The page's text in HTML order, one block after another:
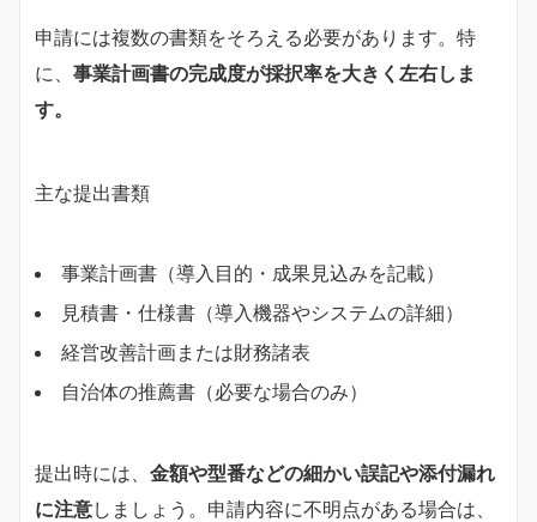
申請には複数の書類をそろえる必要があります。特
に、 事業計画書の完成度が採択率を大きく左右しま
す。
主な提出書類
事業計画書（導入目的・成果見込みを記載）
見積書・仕様書（導入機器やシステムの詳細）
経営改善計画または財務諸表
自治体の推薦書（必要な場合のみ）
提出時には、 金額や型番などの細かい誤記や添付漏れ
に注意しましょう。申請内容に不明点がある場合は、